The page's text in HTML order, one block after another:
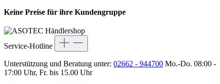
Keine Preise für ihre Kundengruppe
Service-Hotline
Unterstützung und Beratung unter: 02662 - 944700 Mo.-Do. 08:00 -
17:00 Uhr, Fr. bis 15.00 Uhr